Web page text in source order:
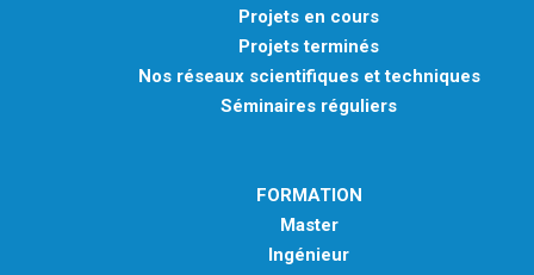
Projets en cours
Projets terminés
Nos réseaux scientifiques et techniques
Séminaires réguliers
FORMATION
Master
Ingénieur